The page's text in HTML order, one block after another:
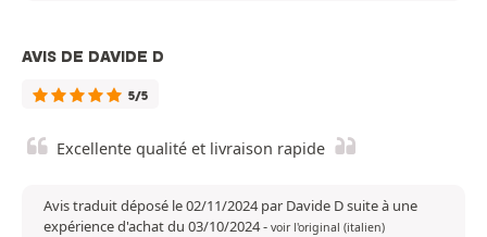
AVIS DE DAVIDE D
5/5
Excellente qualité et livraison rapide
Avis traduit déposé le 02/11/2024 par Davide D suite à une
expérience d'achat du 03/10/2024- voir l'original (italien)